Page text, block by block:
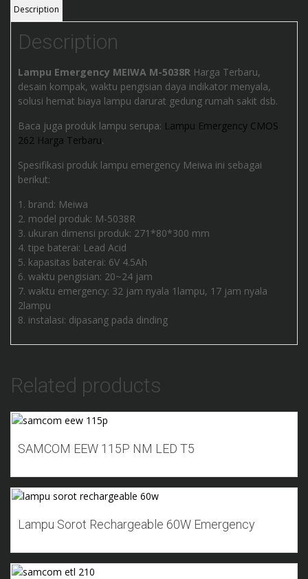
Description
Description
Lampu Emergency MEIWA M-5038R Harga Terbaru,
desain kompak, waktu pengisian daya indikator menyala,
solusi hemat biaya lampu darurat gedung rumah sakit dsb.
Baca juga produk lampu serupa: Lampu Emergency CMOS
262 Harga Terbaru.
Spesifikasi produk lampu emergency Meiwa ini sebagai
berikut:
brand: Meiwa
model produk: M-5038R
ukuran dimensi produk: 271*80*300 mm
tipe baterai: Lead Acid
kapasitas baterai: 6V 4.5Ah
waktu pengisian: 20~24 jam
waktu emergency: 32 jam nyala 1lampu, 17 jam nyala
2lampu
instalasi: dipasang pada dinding
Related products
SAMCOM EEW 115P NM LED T5
Add to Wishlist
Lampu Sorot Rechargeable 60W Emergency
Add to Wishlist